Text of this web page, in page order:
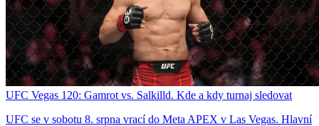
UFC Vegas 120: Gamrot vs. Salkilld. Kde a kdy turnaj sledovat
UFC se v sobotu 8. srpna vrací do Meta APEX v Las Vegas. Hlavní